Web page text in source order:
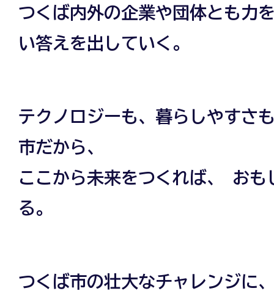
つくば内外の企業や団体とも力
い答えを出していく。
テクノロジーも、暮らしやすさ
市だから、
ここから未来をつくれば、 おも
る。
つくば市の壮大なチャレンジに